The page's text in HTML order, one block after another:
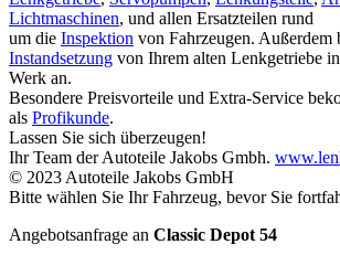
Lichtmaschinen, und allen Ersatzteilen rund
um die Inspektion von Fahrzeugen. Außerdem
Instandsetzung von Ihrem alten Lenkgetriebe
Werk an.
Besondere Preisvorteile und Extra-Service
als Profikunde.
Lassen Sie sich überzeugen!
Ihr Team der Autoteile Jakobs Gmbh.
© 2023 Autoteile Jakobs GmbH
Bitte wählen Sie Ihr Fahrzeug, bevor Sie
Angebotsanfrage an Classic Depot 54